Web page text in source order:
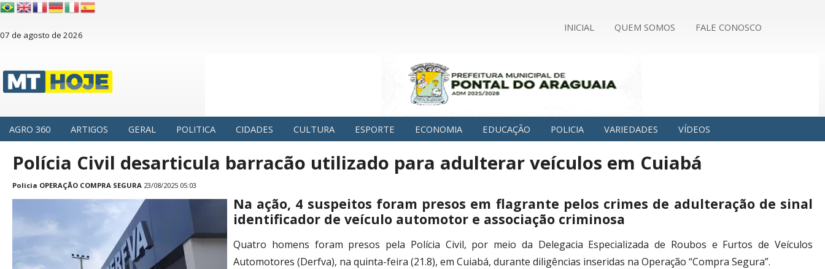
07 de agosto de 2026
INICIAL QUEM SOMOS FALE CONOSCO
AGRO 360 ARTIGOS GERAL POLITICA CIDADES CULTURA ESPORTE ECONOMIA EDUCAÇÃO POLICIA VARIEDADES VÍDEOS
Polícia Civil desarticula barracão utilizado para adulterar veículos em Cuiabá
Policia OPERAÇÃO COMPRA SEGURA 23/08/2025 05:03
Na ação, 4 suspeitos foram presos em flagrante pelos crimes de adulteração de sinal
identificador de veículo automotor e associação criminosa
Quatro homens foram presos pela Polícia Civil, por meio da Delegacia Especializada de Roubos e Furtos de Veículos
Automotores (Derfva), na quinta-feira (21.8), em Cuiabá, durante diligências inseridas na Operação “Compra Segura”.